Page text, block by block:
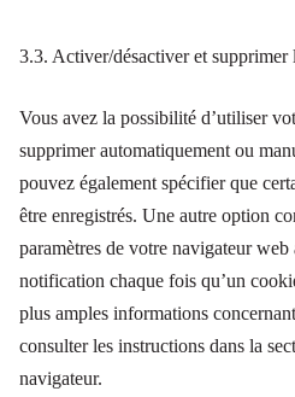
3.3. Activer/désactiver et supprimer
Vous avez la possibilité d’utiliser
supprimer automatiquement ou
pouvez également spécifier que
être enregistrés. Une autre option
paramètres de votre navigateur
notification chaque fois qu’un
plus amples informations
consulter les instructions dans la
navigateur.